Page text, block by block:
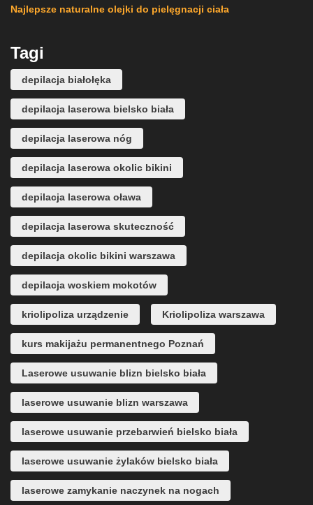
Najlepsze naturalne olejki do pielęgnacji ciała
Tagi
depilacja białołęka
depilacja laserowa bielsko biała
depilacja laserowa nóg
depilacja laserowa okolic bikini
depilacja laserowa oława
depilacja laserowa skuteczność
depilacja okolic bikini warszawa
depilacja woskiem mokotów
kriolipoliza urządzenie Kriolipoliza warszawa
kurs makijażu permanentnego Poznań
Laserowe usuwanie blizn bielsko biała
laserowe usuwanie blizn warszawa
laserowe usuwanie przebarwień bielsko biała
laserowe usuwanie żylaków bielsko biała
laserowe zamykanie naczynek na nogach